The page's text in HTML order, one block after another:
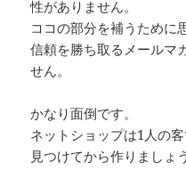
性がありません。
ココの部分を補うために
信頼を勝ち取るメールマ
せん。
かなり面倒です。
ネットショップは1人の
見つけてから作りましょう